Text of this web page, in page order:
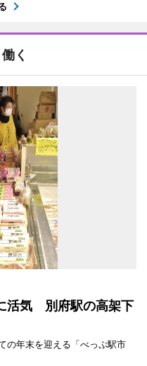
く
活気 別府駅の高架下
の年末を迎える「べっぷ駅市